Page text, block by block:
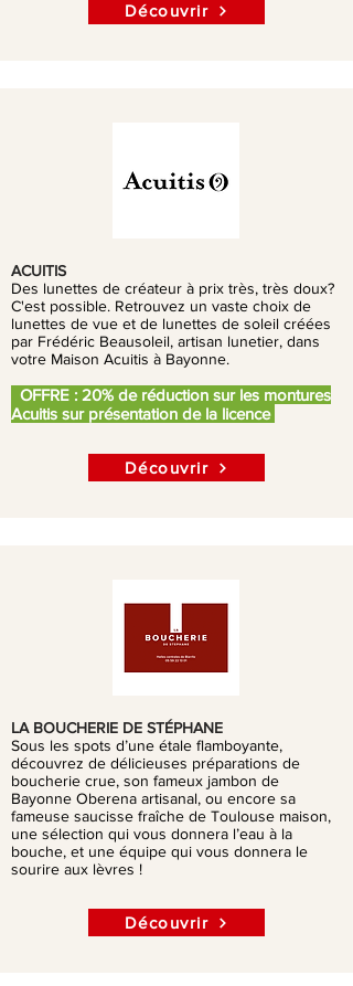
Découvrir
ACUITIS
Des lunettes de créateur à prix très, très doux?
C'est possible. Retrouvez un vaste choix de
lunettes de vue et de lunettes de soleil créées
par Frédéric Beausoleil, artisan lunetier, dans
votre Maison Acuitis à Bayonne.
OFFRE : 20% de réduction sur les montures
Acuitis sur présentation de la licence
Découvrir
LA BOUCHERIE DE STÉPHANE
Sous les spots d’une étale flamboyante,
découvrez de délicieuses préparations de
boucherie crue, son fameux jambon de
Bayonne Oberena artisanal, ou encore sa
fameuse saucisse fraîche de Toulouse maison,
une sélection qui vous donnera l’eau à la
bouche, et une équipe qui vous donnera le
sourire aux lèvres !
Découvrir